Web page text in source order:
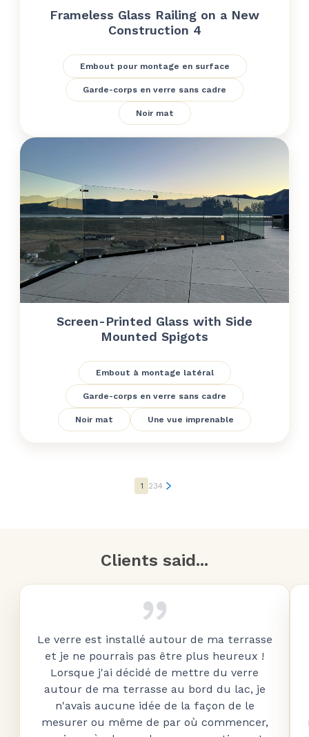
Frameless Glass Railing on a New
Construction 4
Embout pour montage en surface
Garde-corps en verre sans cadre
Noir mat
Screen-Printed Glass with Side
Mounted Spigots
Embout à montage latéral
Garde-corps en verre sans cadre
Noir mat Une vue imprenable
1 234
Clients said...
Le verre est installé autour de ma terrasse
et je ne pourrais pas être plus heureux !
Lorsque j'ai décidé de mettre du verre
autour de ma terrasse au bord du lac, je
n'avais aucune idée de la façon de le
mesurer ou même de par où commencer,